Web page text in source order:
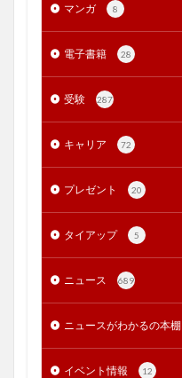
マンガ 8
電子書籍 28
受験 287
キャリア 72
プレゼント 20
タイアップ 5
ニュース 689
ニュースがわかるの本棚
イベント情報 12